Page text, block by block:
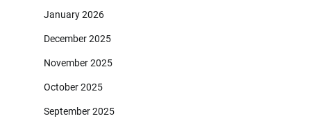
January 2026
December 2025
November 2025
October 2025
September 2025